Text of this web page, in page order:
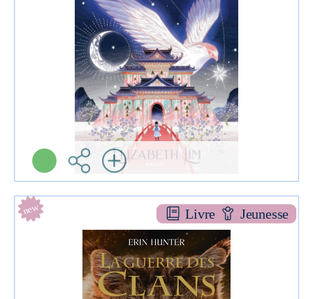
Informations:
Plus d'infos
Livre Jeunesse
new
L' ombre de cœur de tigre [hs 10]
ROMAN JEU
Erin HUNTER
Pocket jeunesse-PKJ (